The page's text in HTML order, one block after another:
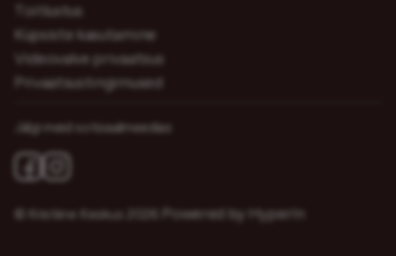
Toitlustus
Küpsiste kasutamine
Videovalve privaatsus
Privaatsustingimused
Jälgi meid sotsiaalmeedias
© Kristiine Keskus 2026 Powered by HyperIn